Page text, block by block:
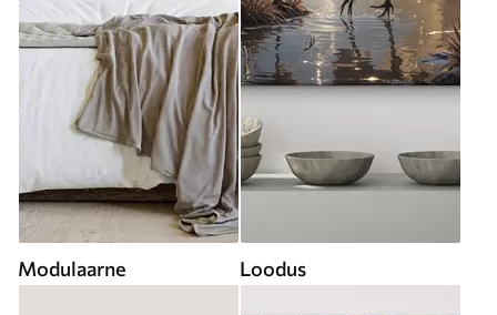
Modulaarne Loodus